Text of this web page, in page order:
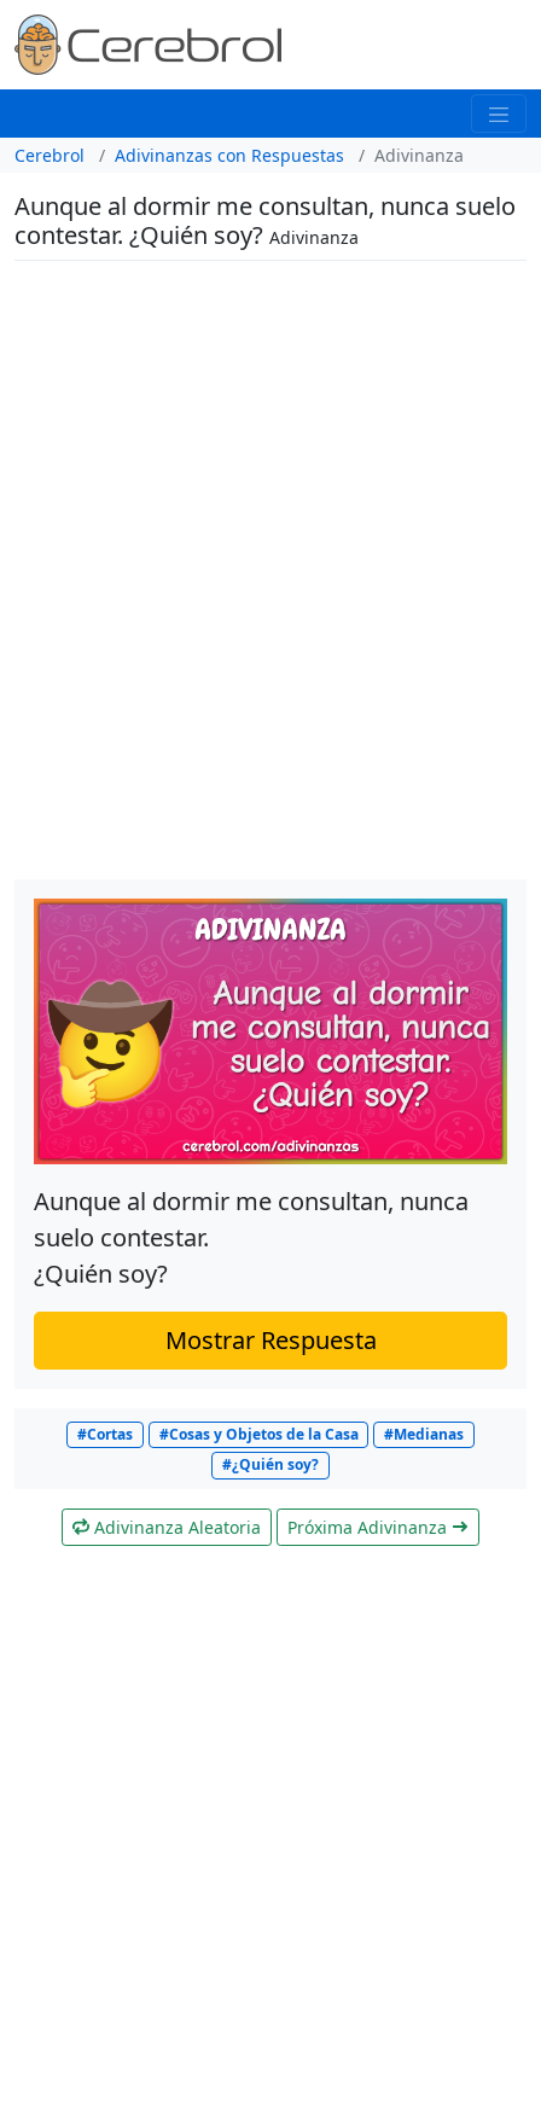
Cerebrol Adivinanzas con Respuestas Adivinanza
Aunque al dormir me consultan, nunca suelo
contestar. ¿Quién soy? Adivinanza
Aunque al dormir me consultan, nunca
suelo contestar.
¿Quién soy?
Mostrar Respuesta
#Cortas #Cosas y Objetos de la Casa
#Medianas
#¿Quién soy?
Adivinanza Aleatoria Próxima Adivinanza